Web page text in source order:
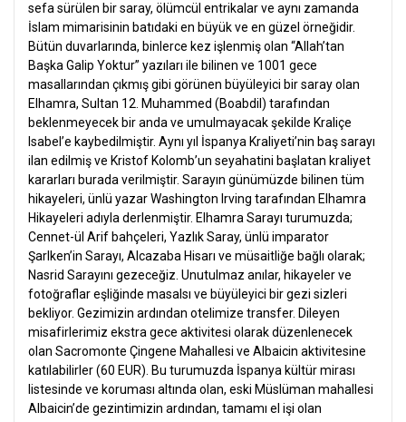
sefa sürülen bir saray, ölümcül entrikalar ve aynı zamanda
İslam mimarisinin batıdaki en büyük ve en güzel örneğidir.
Bütün duvarlarında, binlerce kez işlenmiş olan “Allah’tan
Başka Galip Yoktur” yazıları ile bilinen ve 1001 gece
masallarından çıkmış gibi görünen büyüleyici bir saray olan
Elhamra, Sultan 12. Muhammed (Boabdil) tarafından
beklenmeyecek bir anda ve umulmayacak şekilde Kraliçe
Isabel’e kaybedilmiştir. Aynı yıl İspanya Kraliyeti’nin baş sarayı
ilan edilmiş ve Kristof Kolomb’un seyahatini başlatan kraliyet
kararları burada verilmiştir. Sarayın günümüzde bilinen tüm
hikayeleri, ünlü yazar Washington Irving tarafından Elhamra
Hikayeleri adıyla derlenmiştir. Elhamra Sarayı turumuzda;
Cennet-ül Arif bahçeleri, Yazlık Saray, ünlü imparator
Şarlken’in Sarayı, Alcazaba Hisarı ve müsaitliğe bağlı olarak;
Nasrid Sarayını gezeceğiz. Unutulmaz anılar, hikayeler ve
fotoğraflar eşliğinde masalsı ve büyüleyici bir gezi sizleri
bekliyor. Gezimizin ardından otelimize transfer. Dileyen
misafirlerimiz ekstra gece aktivitesi olarak düzenlenecek
olan Sacromonte Çingene Mahallesi ve Albaicin aktivitesine
katılabilirler (60 EUR). Bu turumuzda İspanya kültür mirası
listesinde ve koruması altında olan, eski Müslüman mahallesi
Albaicin’de gezintimizin ardından, tamamı el işi olan